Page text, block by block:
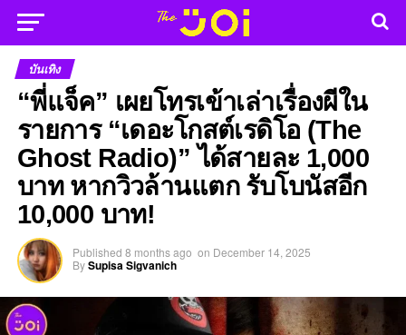
บันเทิง
“พี่แจ็ค” เผยโทรเข้าเล่าเรื่องผีใน
รายการ “เดอะโกสต์เรดิโอ (The
Ghost Radio)” ได้สายละ 1,000
บาท หากวิวล้านแตก รับโบนัสอีก
10,000 บาท!
Published 8 months ago on December 14, 2025
BySupisa Sigvanich